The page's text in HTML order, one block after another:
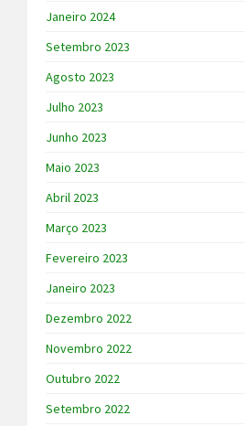
Janeiro 2024
Setembro 2023
Agosto 2023
Julho 2023
Junho 2023
Maio 2023
Abril 2023
Março 2023
Fevereiro 2023
Janeiro 2023
Dezembro 2022
Novembro 2022
Outubro 2022
Setembro 2022